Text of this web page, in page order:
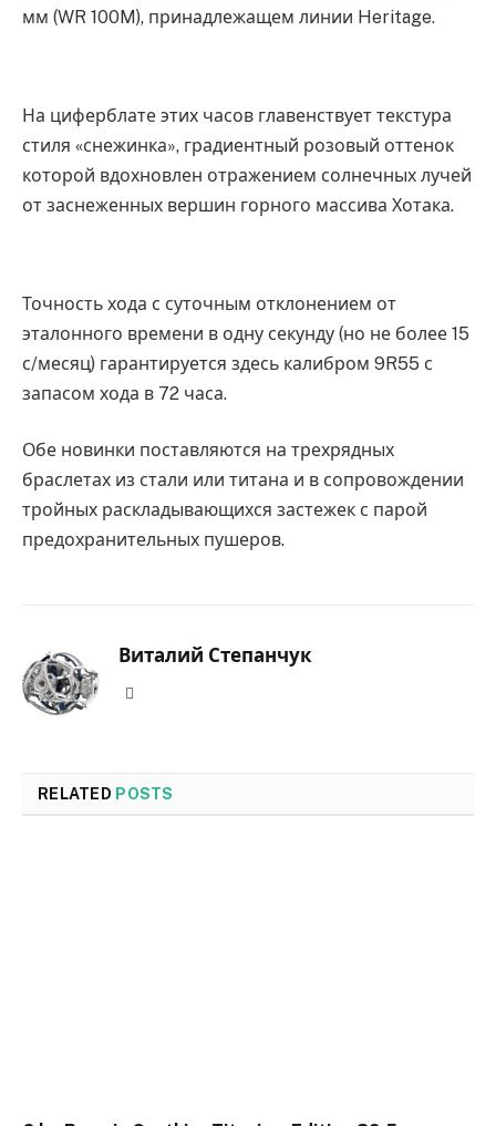
мм (WR 100M), принадлежащем линии Heritage.
На циферблате этих часов главенствует текстура
стиля «снежинка», градиентный розовый оттенок
которой вдохновлен отражением солнечных лучей
от заснеженных вершин горного массива Хотака.
Точность хода с суточным отклонением от
эталонного времени в одну секунду (но не более 15
с/месяц) гарантируется здесь калибром 9R55 с
запасом хода в 72 часа.
Обе новинки поставляются на трехрядных
браслетах из стали или титана и в сопровождении
тройных раскладывающихся застежек с парой
предохранительных пушеров.
Виталий Степанчук
RELATED POSTS